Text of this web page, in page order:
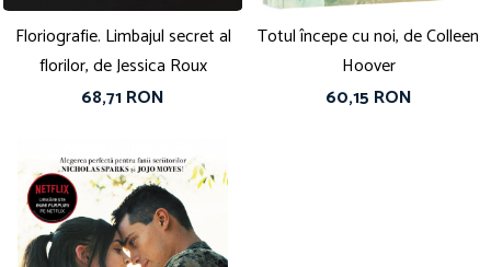
Floriografie. Limbajul secret al
florilor, de Jessica Roux
68,71 RON
Totul începe cu noi, de Colleen
Hoover
60,15 RON